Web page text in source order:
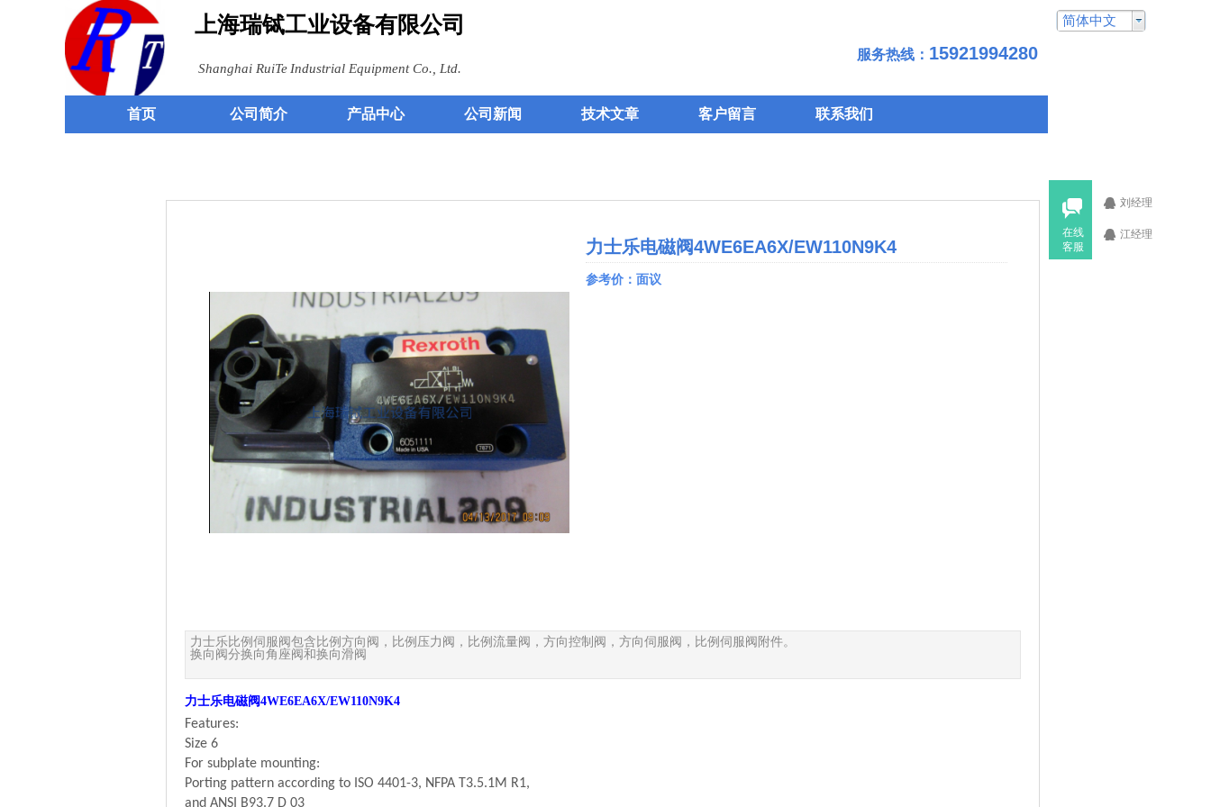
上海瑞铽工业设备有限公司
Shanghai RuiTe Industrial Equipment Co., Ltd.
简体中文
服务热线： 15921994280
首页 公司简介 产品中心 公司新闻 技术文章 客户留言 联系我们
力士乐电磁阀4WE6EA6X/EW110N9K4
参考价：面议
力士乐比例伺服阀包含比例方向阀，比例压力阀，比例流量阀，方向控制阀，方向伺服阀，比例伺服阀附件。
换向阀分换向角座阀和换向滑阀
力士乐电磁阀4WE6EA6X/EW110N9K4
Features:
Size 6
For subplate mounting:
Porting pattern according to ISO 4401-3, NFPA T3.5.1M R1,
and ANSI B93.7 D 03
在线
客服
刘经理
江经理